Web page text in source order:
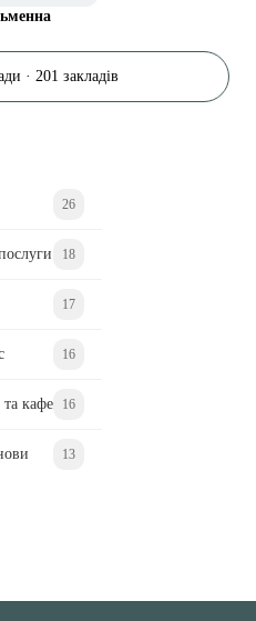
· 201 закладів
26
18
17
16
та кафе 16
13